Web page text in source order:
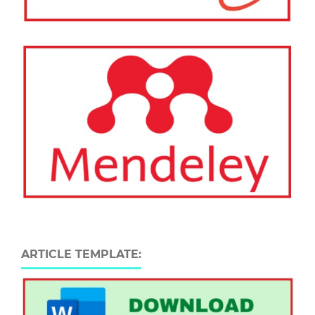
ARTICLE TEMPLATE: